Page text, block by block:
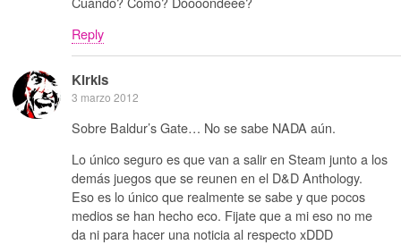
Reply
Kirkis
3 marzo 2012
Sobre Baldur’s Gate… No se sabe NADA aún.
Lo único seguro es que van a salir en Steam junto a los
demás juegos que se reunen en el D&D Anthology.
Eso es lo único que realmente se sabe y que pocos
medios se han hecho eco. Fijate que a mi eso no me
da ni para hacer una noticia al respecto xDDD